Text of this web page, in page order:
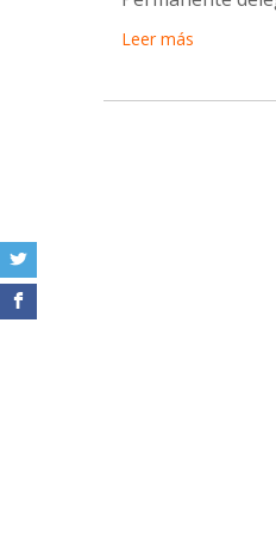
Leer más